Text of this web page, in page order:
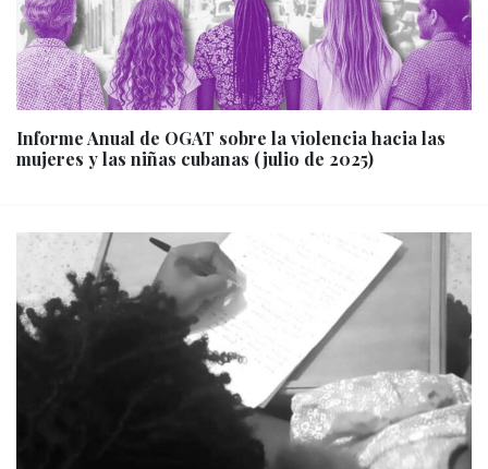
Informe Anual de OGAT sobre la violencia hacia las
mujeres y las niñas cubanas (julio de 2025)